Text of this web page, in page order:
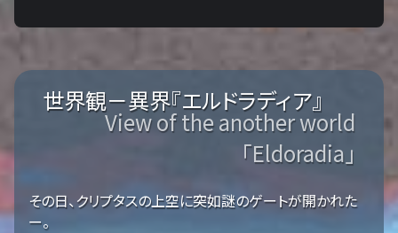
世界観－異界『エルドラディア』
View of the another world
「Eldoradia」
その日、クリプタスの上空に突如謎のゲートが開かれた
ー。